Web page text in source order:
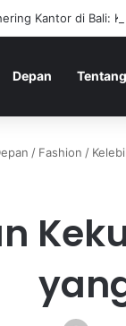
Kantor di Bali:
Depan
/ Fashion /